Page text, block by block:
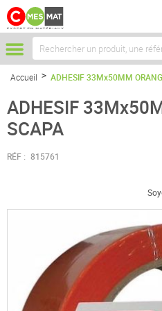
Accueil ADHESIF 33Mx50MM
ADHESIF
SCAPA
RÉF : 815761
Passer